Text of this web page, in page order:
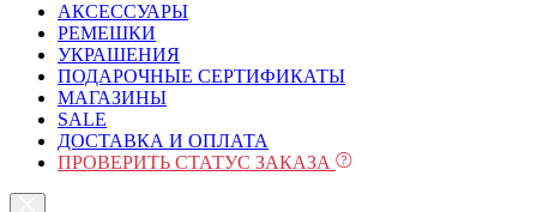
АКСЕССУАРЫ
РЕМЕШКИ
УКРАШЕНИЯ
ПОДАРОЧНЫЕ СЕРТИФИКАТЫ
МАГАЗИНЫ
SALE
ДОСТАВКА И ОПЛАТА
ПРОВЕРИТЬ СТАТУС ЗАКАЗА